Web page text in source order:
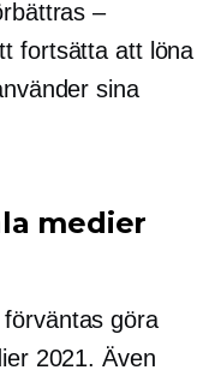
–
fortsätta att löna
sina
medier
göra
2021. Även